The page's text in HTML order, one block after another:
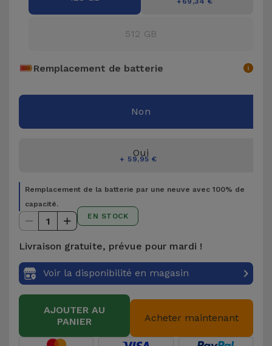
Accessoires
Vélo
Voir
tout
512 GB
Remplacement de batterie
Non
Oui
+ 59,95 €
Remplacement de la batterie par une neuve avec 100% de
capacité.
1 EN STOCK
Livraison gratuite, prévue pour mardi !
Voir la disponibilité en magasin
AJOUTER AU
PANIER
Acheter maintenant